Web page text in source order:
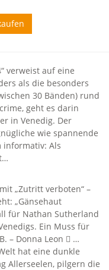
verweist auf eine
als die besonders
30 Bänden) rund
geht es darin
in Venedig. Der
wie spannende
informativ: Als
„Zutritt verboten“ –
„Gänsehaut
für Nathan Sutherland
Ein Muss für
– Donna Leon  …
hat eine dunkle
Allerseelen, pilgern die